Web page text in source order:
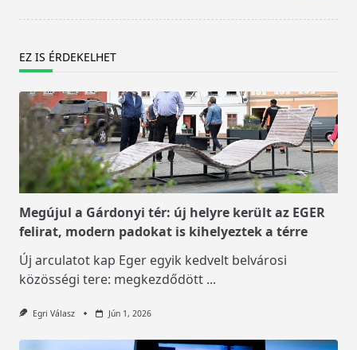
EZ IS ÉRDEKELHET
Megújul a Gárdonyi tér: új helyre került az EGER
felirat, modern padokat is kihelyeztek a térre
Új arculatot kap Eger egyik kedvelt belvárosi
közösségi tere: megkezdődött ...
Egri Válasz Jún 1, 2026